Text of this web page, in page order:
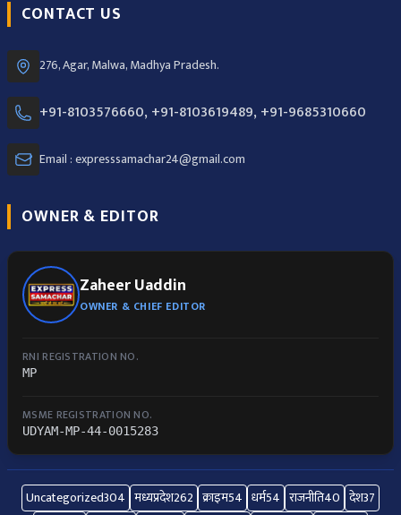
CONTACT US
276, Agar, Malwa, Madhya Pradesh.
+91-8103576660, +91-8103619489, +91-9685310660
Email : expresssamachar24@gmail.com
OWNER & EDITOR
Zaheer Uaddin
OWNER & CHIEF EDITOR
RNI REGISTRATION NO.
MP
MSME REGISTRATION NO.
UDYAM-MP-44-0015283
Uncategorized304 मध्यप्रदेश262 क्राइम54 धर्म54 राजनीति40 देश37